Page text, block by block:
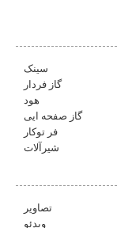
سینک
گاز فردار
هود
گاز صفحه ایی
فر توکار
شیرآلات
تصاویر
ویدئو